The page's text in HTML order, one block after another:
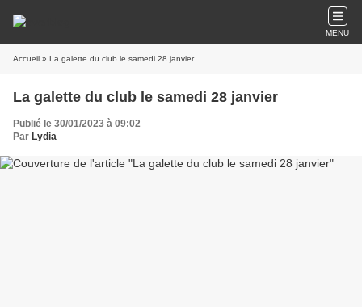
MENU
Accueil » La galette du club le samedi 28 janvier
La galette du club le samedi 28 janvier
Publié le 30/01/2023 à 09:02
Par Lydia